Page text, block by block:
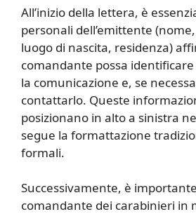
All’inizio della lettera, è
personali dell’emittente
luogo di nascita, residenza)
comandante possa
la comunicazione e, se
contattarlo. Queste
posizionano in alto a sinistra
segue la formattazione
formali.
Successivamente, è
comandante dei carabinieri in